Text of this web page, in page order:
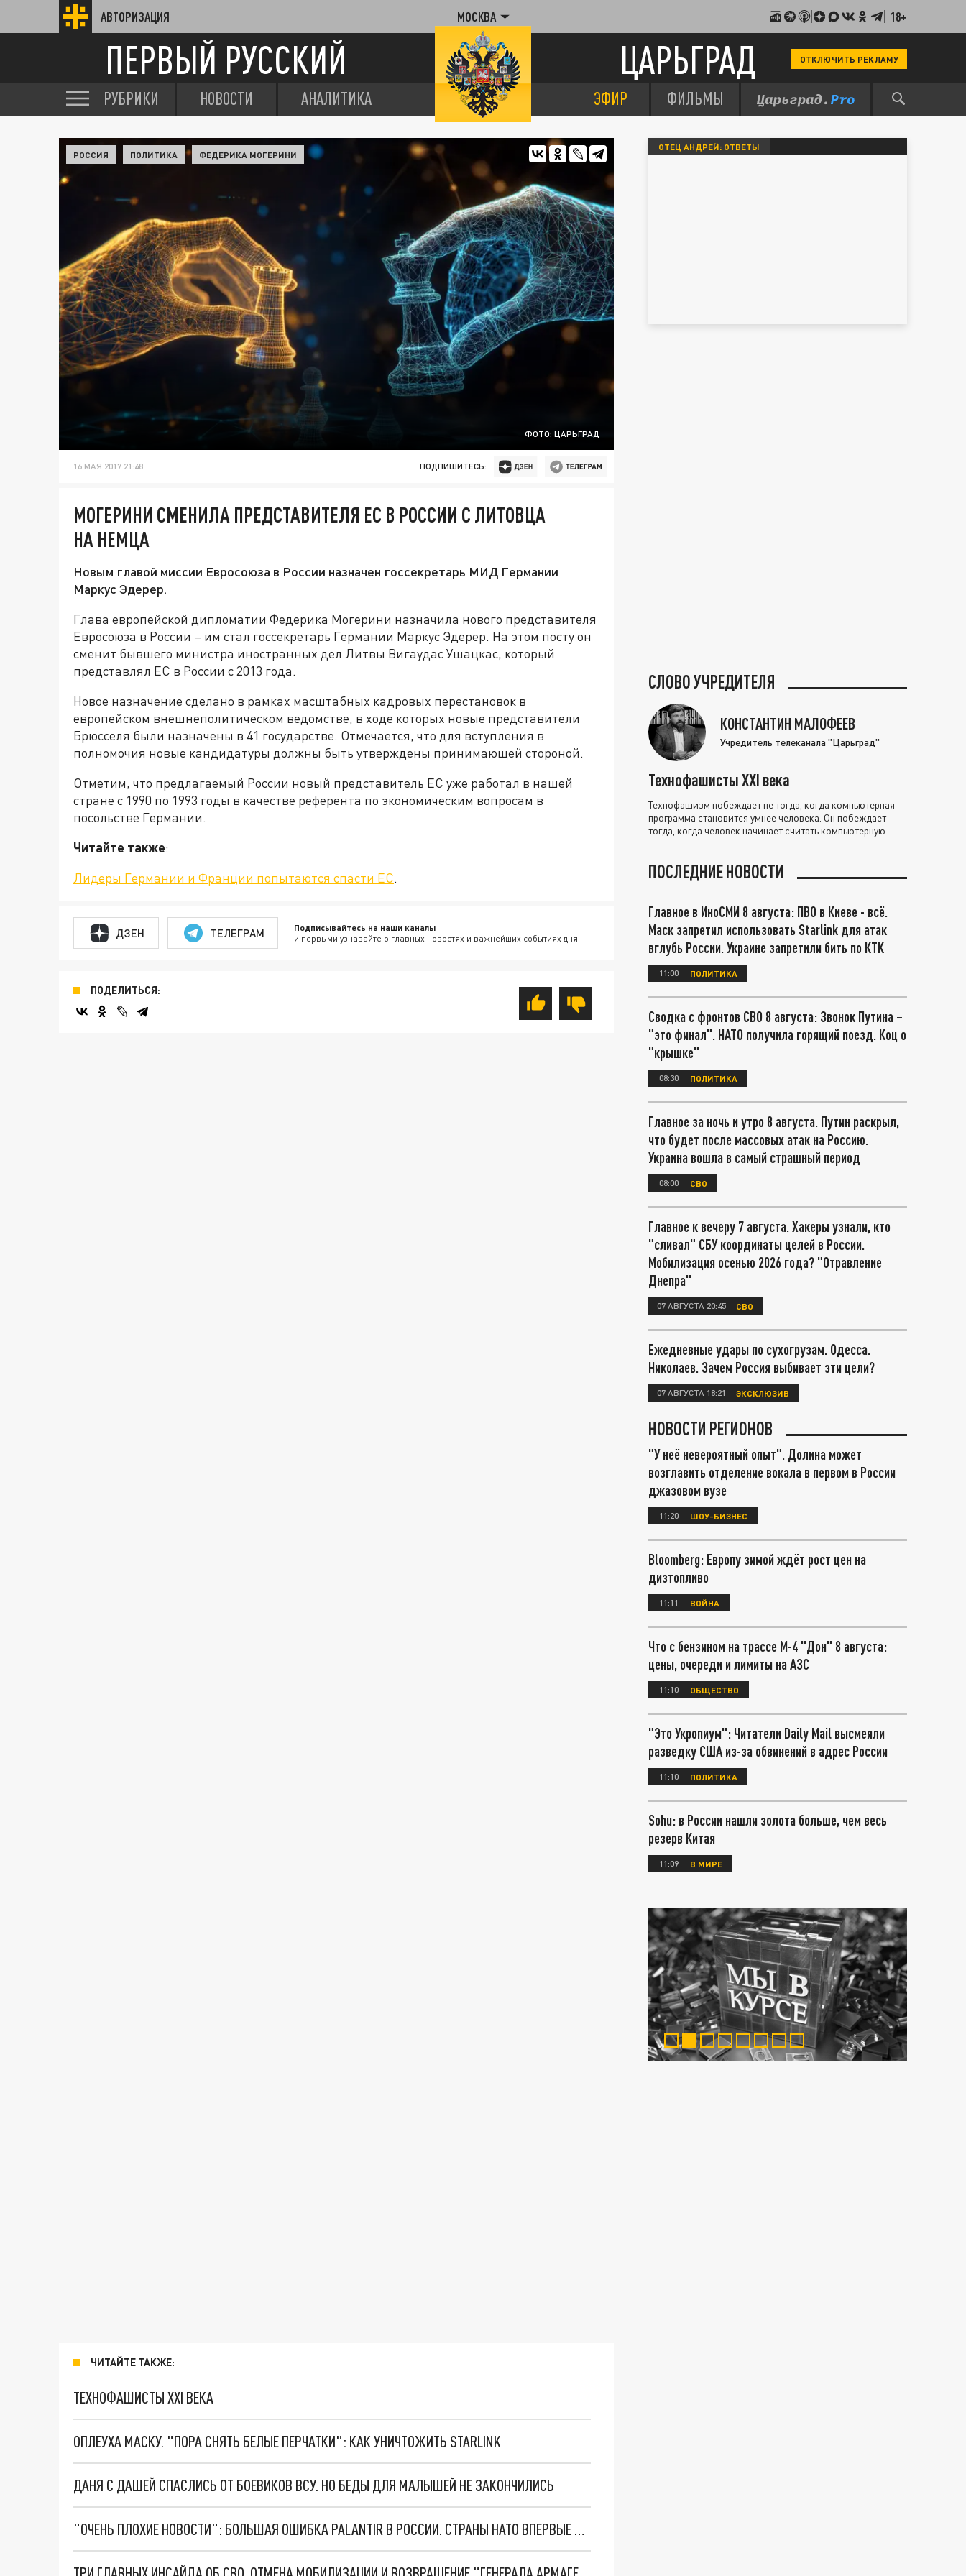
АВТОРИЗАЦИЯ МОСКВА 18+
ПЕРВЫЙ РУССКИЙ ЦАРЬГРАД ОТКЛЮЧИТЬ РЕКЛАМУ
РУБРИКИ НОВОСТИ АНАЛИТИКА ЭФИР ФИЛЬМЫ
ФОТО: ЦАРЬГРАД
РОССИЯ ПОЛИТИКА ФЕДЕРИКА МОГЕРИНИ
16 МАЯ 2017 21:48 ПОДПИШИТЕСЬ:
МОГЕРИНИ СМЕНИЛА ПРЕДСТАВИТЕЛЯ ЕС В РОССИИ С ЛИТОВЦА
НА НЕМЦА
Новым главой миссии Евросоюза в России назначен госсекретарь МИД Германии
Маркус Эдерер.
Глава европейской дипломатии Федерика Могерини назначила нового представителя
Евросоюза в России – им стал госсекретарь Германии Маркус Эдерер. На этом посту он
сменит бывшего министра иностранных дел Литвы Вигаудас Ушацкас, который
представлял ЕС в России с 2013 года.
Новое назначение сделано в рамках масштабных кадровых перестановок в
европейском внешнеполитическом ведомстве, в ходе которых новые представители
Брюсселя были назначены в 41 государстве. Отмечается, что для вступления в
полномочия новые кандидатуры должны быть утверждены принимающей стороной.
Отметим, что предлагаемый России новый представитель ЕС уже работал в нашей
стране с 1990 по 1993 годы в качестве референта по экономическим вопросам в
посольстве Германии.
Читайте также:
Лидеры Германии и Франции попытаются спасти ЕС.
ДЗЕН ТЕЛЕГРАМ Подписывайтесь на наши каналы
и первыми узнавайте о главных новостях и важнейших событиях дня.
ПОДЕЛИТЬСЯ:
ЧИТАЙТЕ ТАКЖЕ:
ТЕХНОФАШИСТЫ XXI ВЕКА
ОПЛЕУХА МАСКУ. "ПОРА СНЯТЬ БЕЛЫЕ ПЕРЧАТКИ": КАК УНИЧТОЖИТЬ STARLINK
ДАНЯ С ДАШЕЙ СПАСЛИСЬ ОТ БОЕВИКОВ ВСУ. НО БЕДЫ ДЛЯ МАЛЫШЕЙ НЕ ЗАКОНЧИЛИСЬ
"ОЧЕНЬ ПЛОХИЕ НОВОСТИ": БОЛЬШАЯ ОШИБКА PALANTIR В РОССИИ. СТРАНЫ НАТО ВПЕРВЫЕ ЗА СВО ОСТАНОВИЛИ ПОСТАВКИ ОРУЖИЯ. ВСУ ТЕРЯЮТ ПРИГРАНИЧЬЕ?
ОТЕЦ АНДРЕЙ: ОТВЕТЫ
СЛОВО УЧРЕДИТЕЛЯ
КОНСТАНТИН МАЛОФЕЕВ
Учредитель телеканала "Царьград"
Технофашисты XXI века
Технофашизм побеждает не тогда, когда компьютерная
программа становится умнее человека. Он побеждает
тогда, когда человек начинает считать компьютерную
ПОСЛЕДНИЕ НОВОСТИ
Главное в ИноСМИ 8 августа: ПВО в Киеве - всё.
Маск запретил использовать Starlink для атак
вглубь России. Украине запретили бить по КТК
11:00 ПОЛИТИКА
Сводка с фронтов СВО 8 августа: Звонок Путина –
"это финал". НАТО получила горящий поезд. Коц о
"крышке"
08:30 ПОЛИТИКА
Главное за ночь и утро 8 августа. Путин раскрыл,
что будет после массовых атак на Россию.
Украина вошла в самый страшный период
08:00 СВО
Главное к вечеру 7 августа. Хакеры узнали, кто
"сливал" СБУ координаты целей в России.
Мобилизация осенью 2026 года? "Отравление
Днепра"
07 АВГУСТА 20:45 СВО
Ежедневные удары по сухогрузам. Одесса.
Николаев. Зачем Россия выбивает эти цели?
07 АВГУСТА 18:21 ЭКСКЛЮЗИВ
НОВОСТИ РЕГИОНОВ
"У неё невероятный опыт". Долина может
возглавить отделение вокала в первом в России
джазовом вузе
11:20 ШОУ-БИЗНЕС
Bloomberg: Европу зимой ждёт рост цен на
дизтопливо
11:11 ВОЙНА
Что с бензином на трассе М-4 "Дон" 8 августа:
цены, очереди и лимиты на АЗС
11:10 ОБЩЕСТВО
"Это Укропиум": Читатели Daily Mail высмеяли
разведку США из-за обвинений в адрес России
11:10 ПОЛИТИКА
Sohu: в России нашли золота больше, чем весь
резерв Китая
11:09 В МИРЕ